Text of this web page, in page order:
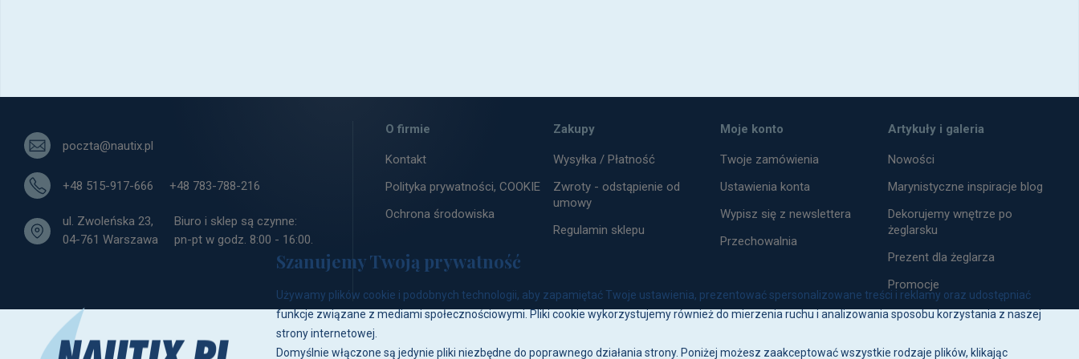
poczta@nautix.pl
+48 515-917-666 +48 783-788-216
ul. Zwoleńska 23,
04-761 Warszawa
Biuro i sklep są czynne:
pn-pt w godz. 8:00 - 16:00.
O firmie
Kontakt
Polityka prywatności, COOKIE
Ochrona środowiska
Zakupy
Wysyłka / Płatność
Zwroty - odstąpienie od
umowy
Regulamin sklepu
Moje konto
Twoje zamówienia
Ustawienia konta
Wypisz się z newslettera
Przechowalnia
Artykuły i galeria
Nowości
Marynistyczne inspiracje blog
Dekorujemy wnętrze po
żeglarsku
Prezent dla żeglarza
Promocje
Szanujemy Twoją prywatność
Używamy plików cookie i podobnych technologii, aby zapamiętać Twoje ustawienia, prezentować spersonalizowane treści i reklamy oraz udostępniać
funkcje związane z mediami społecznościowymi. Pliki cookie wykorzystujemy również do mierzenia ruchu i analizowania sposobu korzystania z naszej
strony internetowej.
Domyślnie włączone są jedynie pliki niezbędne do poprawnego działania strony. Poniżej możesz zaakceptować wszystkie rodzaje plików, klikając